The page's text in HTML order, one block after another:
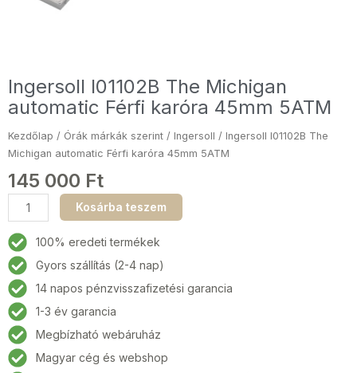
Ingersoll I01102B The Michigan
automatic Férfi karóra 45mm 5ATM
Kezdőlap / Órák márkák szerint / Ingersoll / Ingersoll I01102B The
Michigan automatic Férfi karóra 45mm 5ATM
145 000 Ft
Ingersoll
I01102B
The
Michigan
automatic
Férfi
karóra
45mm
5ATM
mennyiség
Kosárba teszem
100% eredeti termékek
Gyors szállítás (2-4 nap)
14 napos pénzvisszafizetési garancia
1-3 év garancia
Megbízható webáruház
Magyar cég és webshop